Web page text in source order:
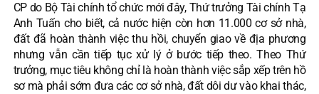
CP do Bộ Tài chính tổ chức mới đây, Thứ trưởng Tài chính Tạ
Anh Tuấn cho biết, cả nước hiện còn hơn 11.000 cơ sở nhà,
đất đã hoàn thành việc thu hồi, chuyển giao về địa phương
nhưng vẫn cần tiếp tục xử lý ở bước tiếp theo. Theo Thứ
trưởng, mục tiêu không chỉ là hoàn thành việc sắp xếp trên hồ
sơ mà phải sớm đưa các cơ sở nhà, đất dôi dư vào khai thác,